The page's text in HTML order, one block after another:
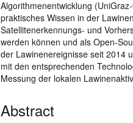
Algorithmenentwicklung
praktisches Wissen in der
Satellitenerkennungs- und
werden können und als Open-
der Lawinenereignisse seit 2014
mit den entsprechenden
Messung der lokalen
Abstract